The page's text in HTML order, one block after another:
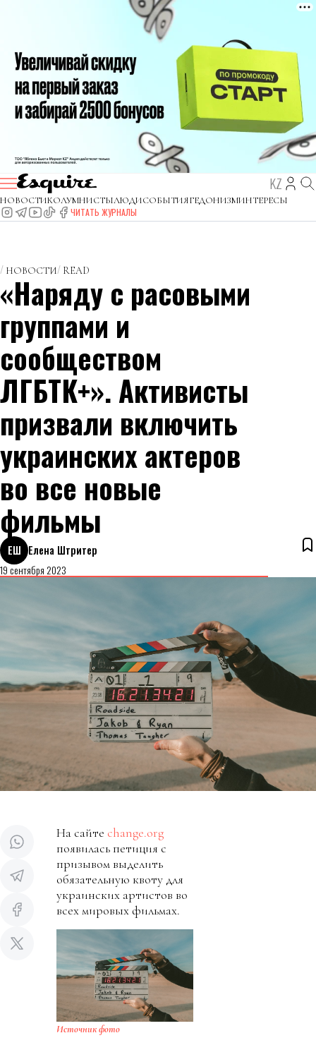
KZ
НОВОСТИКОЛУМНИСТЫЛЮДИСОБЫТИЯГЕДОНИЗМИНТЕРЕСЫ
ЧИТАТЬ ЖУРНАЛЫ
НОВОСТИ READ
«Наряду с расовыми
группами и
сообществом
ЛГБТК+». Активисты
призвали включить
украинских актеров
во все новые
фильмы
ЕШ Елена Штритер
19 сентября 2023
На сайте change.org
появилась петиция с
призывом выделить
обязательную квоту для
украинских артистов во
всех мировых фильмах.
Источник фото